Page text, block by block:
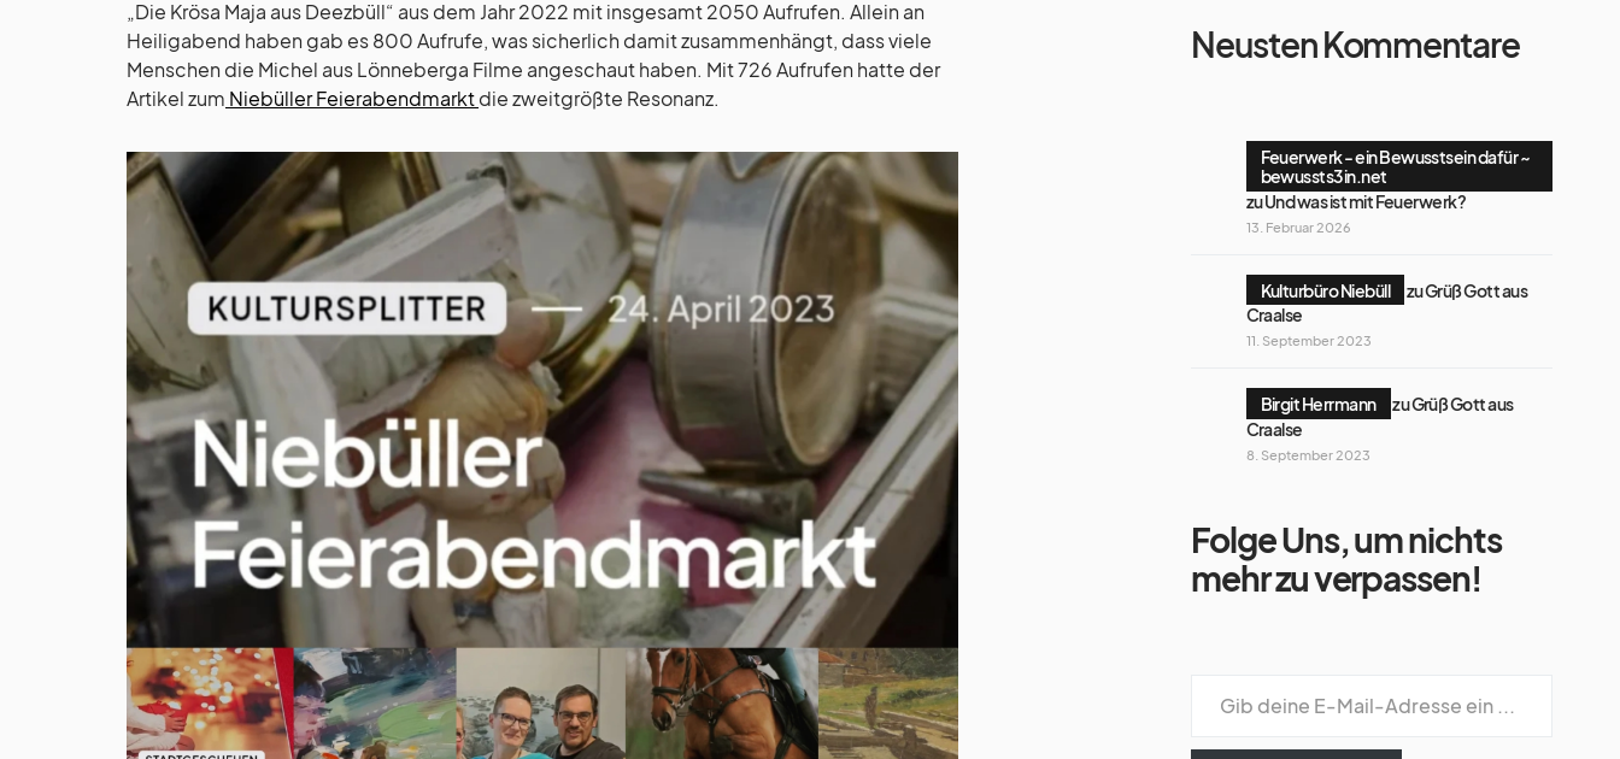
„Die Krösa Maja aus Deezbüll“ aus dem Jahr 2022 mit insgesamt 2050 Aufrufen. Allein an
Heiligabend haben gab es 800 Aufrufe, was sicherlich damit zusammenhängt, dass viele
Menschen die Michel aus Lönneberga Filme angeschaut haben. Mit 726 Aufrufen hatte der
Artikel zum Niebüller Feierabendmarktdie zweitgrößte Resonanz.
Neusten Kommentare
Feuerwerk - ein Bewusstsein dafür ~
bewussts3in.net
zuUnd was ist mit Feuerwerk?
13. Februar 2026
Kulturbüro Niebüll zuGrüß Gott aus
Craalse
11. September 2023
Birgit Herrmann zuGrüß Gott aus
Craalse
8. September 2023
Folge Uns, um nichts
mehr zu verpassen!